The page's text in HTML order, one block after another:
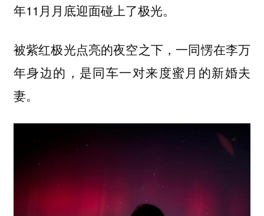
年11月月底迎面碰上了极光。
被紫红极光点亮的夜空之下，一同愣在李万
年身边的，是同车一对来度蜜月的新婚夫
妻。